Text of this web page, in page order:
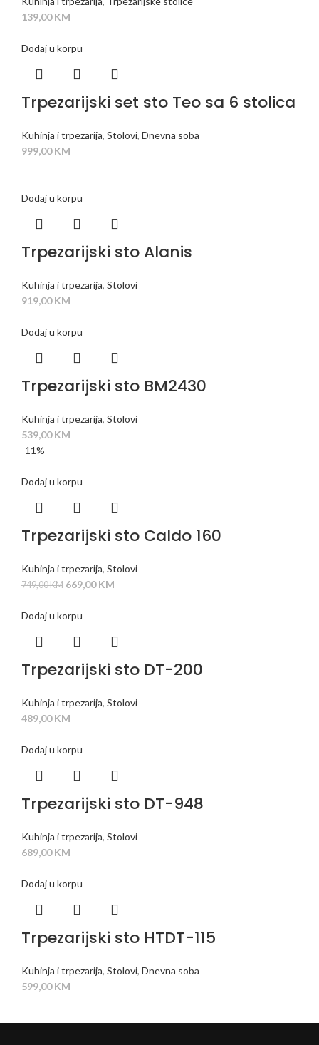
139,00KM
Dodaj u korpu
Trpezarijski set sto Teo sa 6 stolica
Kuhinja i trpezarija, Stolovi, Dnevna soba
999,00KM
Dodaj u korpu
Trpezarijski sto Alanis
Kuhinja i trpezarija, Stolovi
919,00KM
Dodaj u korpu
Trpezarijski sto BM2430
Kuhinja i trpezarija, Stolovi
539,00KM
-11%
Dodaj u korpu
Trpezarijski sto Caldo 160
Kuhinja i trpezarija, Stolovi
749,00KM 669,00KM
Dodaj u korpu
Trpezarijski sto DT-200
Kuhinja i trpezarija, Stolovi
489,00KM
Dodaj u korpu
Trpezarijski sto DT-948
Kuhinja i trpezarija, Stolovi
689,00KM
Dodaj u korpu
Trpezarijski sto HTDT-115
Kuhinja i trpezarija, Stolovi, Dnevna soba
599,00KM